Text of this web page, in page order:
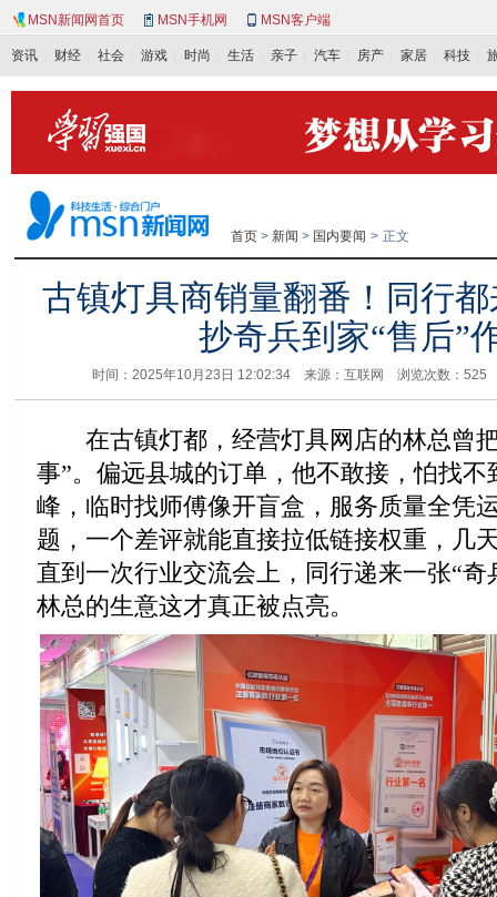
MSN新闻网首页 MSN手机网 MSN客户端
资讯 财经 社会 游戏 时尚 生活 亲子 汽车 房产 家居 科技
首页 > 新闻 > 国内要闻 > 正文
古镇灯具商销量翻番！同行
抄奇兵到家“售后”
时间：2025年10月23日 12:02:34 来源：互联网 浏览次数：
在古镇灯都，经营灯具网店的林总曾把
事”。偏远县城的订单，他不敢接，怕找
峰，临时找师傅像开盲盒，服务质量全凭
题，一个差评就能直接拉低链接权重，几
直到一次行业交流会上，同行递来一张“奇
林总的生意这才真正被点亮。